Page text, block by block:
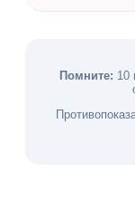
Помните: 10